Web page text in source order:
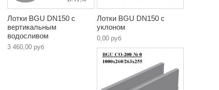
Лотки BGU DN150 с
вертикальным
водосливом
3 460,00 руб
Лотки BGU DN150 с
уклоном
0,00 руб